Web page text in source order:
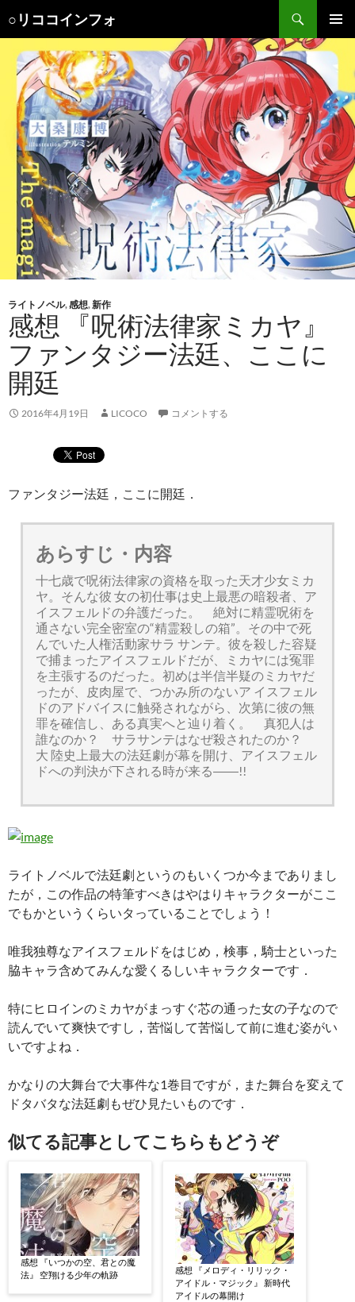
○リココインフォ
索
メインメ
ニュー
テ
ツ
ス
キ
ッ
ライトノベル,感想,新作
感想 『呪術法律家ミカヤ』
ファンタジー法廷、ここに
開廷
2016年4月19日 LICOCO コメントする
ファンタジー法廷，ここに開廷．
あらすじ・内容
十七歳で呪術法律家の資格を取った天才少女ミカ
ヤ。そんな彼 女の初仕事は史上最悪の暗殺者、ア
イスフェルドの弁護だった。 絶対に精霊呪術を
通さない完全密室の“精霊殺しの箱”。その中で死
んでいた人権活動家サラ サンテ。彼を殺した容疑
で捕まったアイスフェルドだが、ミカヤには冤罪
を主張するのだった。初めは半信半疑のミカヤだ
ったが、皮肉屋で、つかみ所のないア イスフェル
ドのアドバイスに触発されながら、次第に彼の無
罪を確信し、ある真実へと辿り着く。 真犯人は
誰なのか？ サラサンテはなぜ殺されたのか？
大 陸史上最大の法廷劇が幕を開け、アイスフェル
ドへの判決が下される時が来る――!!
ライトノベルで法廷劇というのもいくつか今までありまし
たが，この作品の特筆すべきはやはりキャラクターがここ
でもかというくらいタっていることでしょう！
唯我独尊なアイスフェルドをはじめ，検事，騎士といった
脇キャラ含めてみんな愛くるしいキャラクターです．
特にヒロインのミカヤがまっすぐ芯の通った女の子なので
読んでいて爽快ですし，苦悩して苦悩して前に進む姿がい
いですよね．
かなりの大舞台で大事件な1巻目ですが，また舞台を変えて
ドタバタな法廷劇もぜひ見たいものです．
似てる記事としてこちらもどうぞ
感想 『いつかの空、君との魔
法』 空翔ける少年の軌跡
感想 『メロディ・リリック・
アイドル・マジック』 新時代
アイドルの幕開け